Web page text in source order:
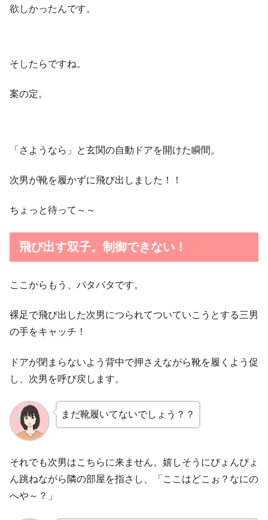
欲しかったんです。
そしたらですね。
案の定。
「さようなら」と玄関の自動ドアを開けた瞬間。
次男が靴を履かずに飛び出しました！！
ちょっと待って～～
飛び出す双子。制御できない！
ここからもう、バタバタです。
裸足で飛び出した次男につられてついていこうとする三男
の手をキャッチ！
ドアが閉まらないよう背中で押さえながら靴を履くよう促
し、次男を呼び戻します。
まだ靴履いてないでしょう？？
それでも次男はこちらに来ません。嬉しそうにぴょんぴょ
ん跳ねながら隣の部屋を指さし、「ここはどこぉ？なにの
へや～？」